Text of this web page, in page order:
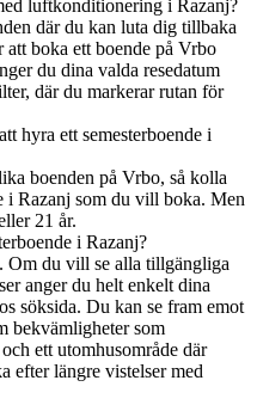
luftkonditionering i Razanj?
där du kan luta dig tillbaka
boka ett boende på Vrbo
du dina valda resedatum
där du markerar rutan för
hyra ett semesterboende i
boenden på Vrbo, så kolla
i Razanj som du vill boka. Men
21 år.
i Razanj?
Om du vill se alla tillgängliga
anger du helt enkelt dina
söksida. Du kan se fram emot
bekvämligheter som
ett utomhusområde där
efter längre vistelser med